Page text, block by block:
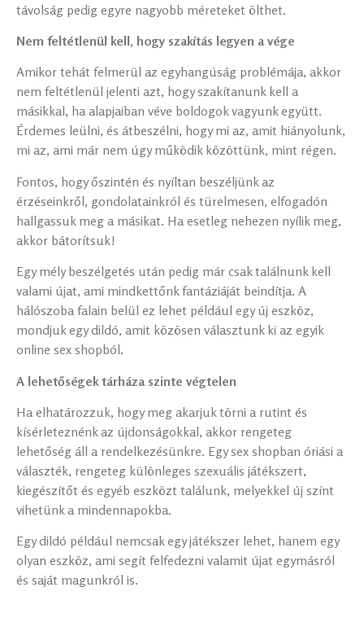
távolság pedig egyre nagyobb méreteket ölthet.
Nem feltétlenül kell, hogy szakítás legyen a vége
Amikor tehát felmerül az egyhangúság problémája, akkor
nem feltétlenül jelenti azt, hogy szakítanunk kell a
másikkal, ha alapjaiban véve boldogok vagyunk együtt.
Érdemes leülni, és átbeszélni, hogy mi az, amit hiányolunk,
mi az, ami már nem úgy működik közöttünk, mint régen.
Fontos, hogy őszintén és nyíltan beszéljünk az
érzéseinkről, gondolatainkról és türelmesen, elfogadón
hallgassuk meg a másikat. Ha esetleg nehezen nyílik meg,
akkor bátorítsuk!
Egy mély beszélgetés után pedig már csak találnunk kell
valami újat, ami mindkettőnk fantáziáját beindítja. A
hálószoba falain belül ez lehet például egy új eszköz,
mondjuk egy dildó, amit közösen választunk ki az egyik
online sex shopból.
A lehetőségek tárháza szinte végtelen
Ha elhatározzuk, hogy meg akarjuk törni a rutint és
kísérleteznénk az újdonságokkal, akkor rengeteg
lehetőség áll a rendelkezésünkre. Egy sex shopban óriási a
választék, rengeteg különleges szexuális játékszert,
kiegészítőt és egyéb eszközt találunk, melyekkel új színt
vihetünk a mindennapokba.
Egy dildó például nemcsak egy játékszer lehet, hanem egy
olyan eszköz, ami segít felfedezni valamit újat egymásról
és saját magunkról is.